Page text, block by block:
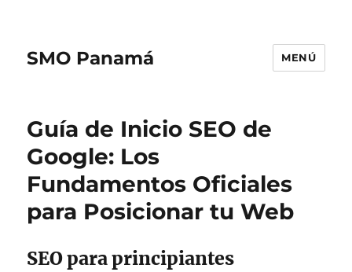
SMO Panamá MENÚ
Guía de Inicio SEO de
Google: Los
Fundamentos Oficiales
para Posicionar tu Web
SEO para principiantes